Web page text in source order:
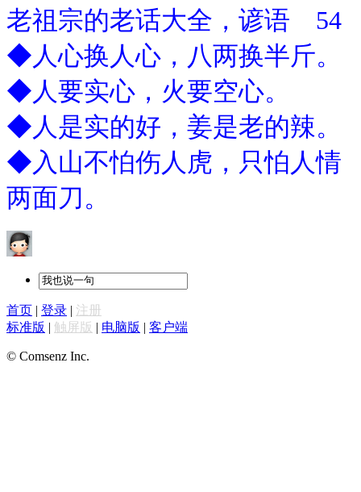
老祖宗的老话大全，谚语 54
◆人心换人心，八两换半斤。
◆人要实心，火要空心。
◆人是实的好，姜是老的辣。
◆入山不怕伤人虎，只怕人情
两面刀。
首页 | 登录 | 注册
标准版 | 触屏版 | 电脑版 | 客户端
© Comsenz Inc.